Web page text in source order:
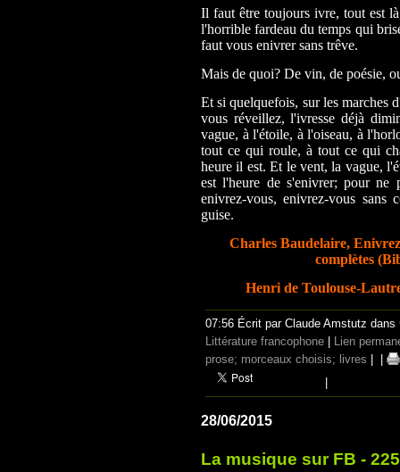
Il faut être toujours ivre, tout est
l'horrible fardeau du temps qui
faut vous enivrer sans trêve.
Mais de quoi? De vin, de poésie,
Et si quelquefois, sur les marches
vous réveillez, l'ivresse déjà
vague, à l'étoile, à l'oiseau, à
tout ce qui roule, à tout ce qui
heure il est. Et le vent, la vague,
est l'heure de s'enivrer; pour ne
enivrez-vous, enivrez-vous
guise.
Charles Baudelaire,
complètes
Henri de Toulouse-
07:56 Écrit par Claude Amstutz dans
Littérature francophone | Lien
prose; morceaux choisis; livres | |
|
28/06/2015
La musique sur FB -